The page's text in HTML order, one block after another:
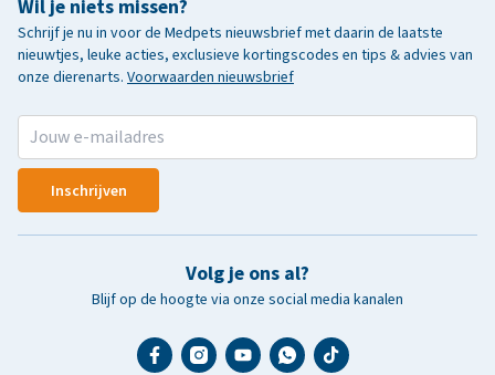
Wil je niets missen?
Schrijf je nu in voor de Medpets nieuwsbrief met daarin de laatste
nieuwtjes, leuke acties, exclusieve kortingscodes en tips & advies van
onze dierenarts. Voorwaarden nieuwsbrief
Inschrijven
Volg je ons al?
Blijf op de hoogte via onze social media kanalen